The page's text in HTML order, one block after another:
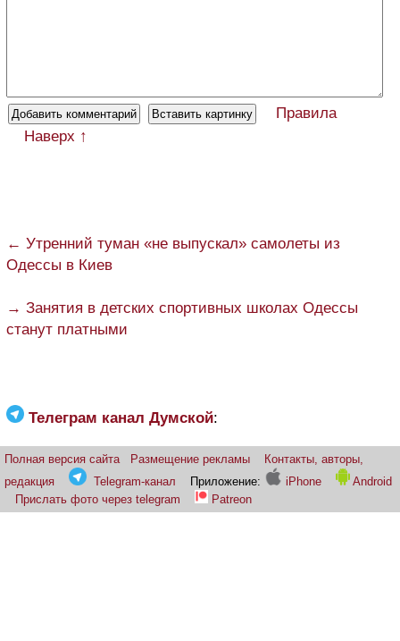
Правила
Наверх ↑
← Утренний туман «не выпускал» самолеты из
Одессы в Киев
→ Занятия в детских спортивных школах Одессы
станут платными
Телеграм канал Думской:
Полная версия сайта Размещение рекламы
Контакты, авторы,
редакция
Telegram-канал Приложение: iPhone
Android
Прислать фото через telegram
Patreon